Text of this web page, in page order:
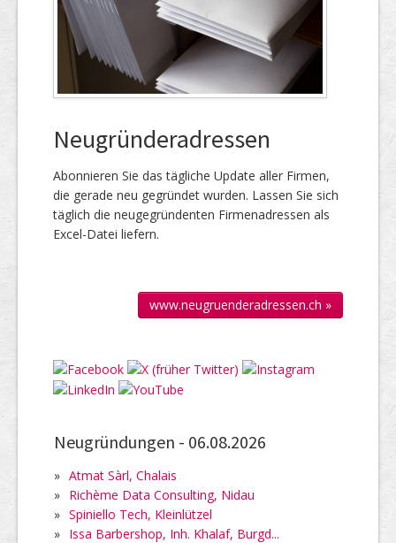
Neugründeradressen
Abonnieren Sie das täg­liche Up­date aller Firmen,
die gerade neu ge­gründet wur­den. Lassen Sie sich
täglich die neu­gegründenten Firmen­adressen als
Excel-Datei liefern.
www.neugruenderadressen.ch »
Neugründungen - 06.08.2026
» Atmat Sàrl, Chalais
» Richème Data Consulting, Nidau
» Spiniello Tech, Kleinlützel
» Issa Barbershop, Inh. Khalaf, Burgd...